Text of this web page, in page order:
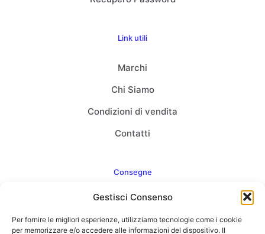
Gestisci Consenso
Per fornire le migliori esperienze, utilizziamo tecnologie come i cookie
per memorizzare e/o accedere alle informazioni del dispositivo. Il
Link utili
Marchi
Chi Siamo
Condizioni di vendita
Contatti
Consegne
Come consegnamo
FAQ